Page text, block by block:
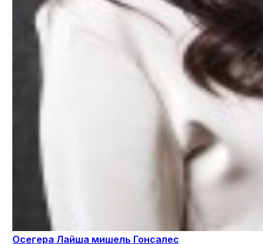
Осегера Лайша мишель Гонсалес